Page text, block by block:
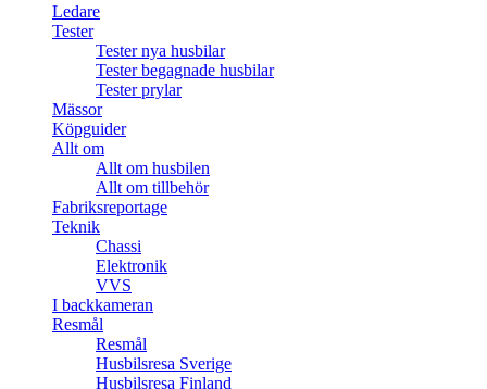
Ledare
Tester
Tester nya husbilar
Tester begagnade husbilar
Tester prylar
Mässor
Köpguider
Allt om
Allt om husbilen
Allt om tillbehör
Fabriksreportage
Teknik
Chassi
Elektronik
VVS
I backkameran
Resmål
Resmål
Husbilsresa Sverige
Husbilsresa Finland